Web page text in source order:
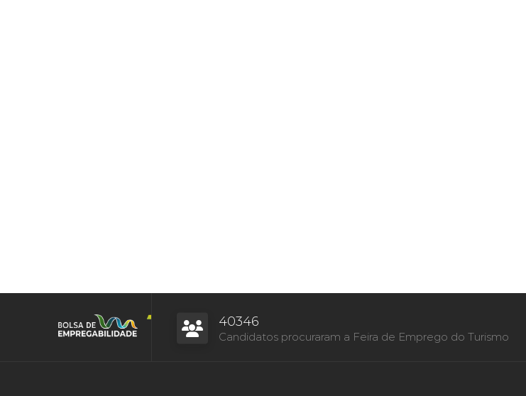
40346
Candidatos procuraram a Feira de Emprego do Turismo